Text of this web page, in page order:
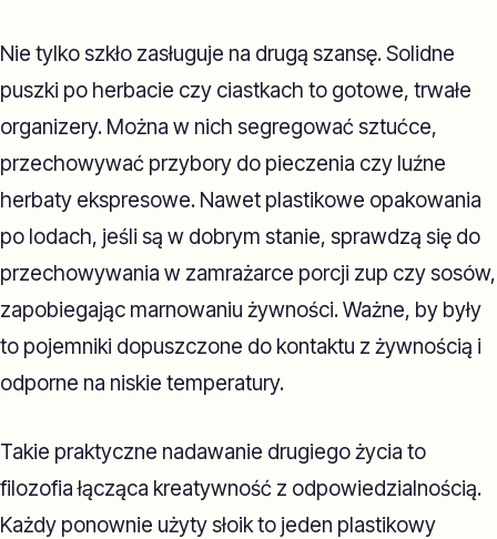
Nie tylko szkło zasługuje na drugą szansę. Solidne
puszki po herbacie czy ciastkach to gotowe, trwałe
organizery. Można w nich segregować sztućce,
przechowywać przybory do pieczenia czy luźne
herbaty ekspresowe. Nawet plastikowe opakowania
po lodach, jeśli są w dobrym stanie, sprawdzą się do
przechowywania w zamrażarce porcji zup czy sosów,
zapobiegając marnowaniu żywności. Ważne, by były
to pojemniki dopuszczone do kontaktu z żywnością i
odporne na niskie temperatury.
Takie praktyczne nadawanie drugiego życia to
filozofia łącząca kreatywność z odpowiedzialnością.
Każdy ponownie użyty słoik to jeden plastikowy